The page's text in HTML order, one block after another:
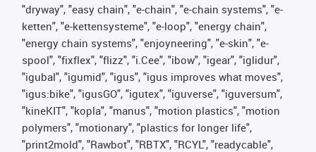
"dryway", "easy chain", "e-chain", "e-chain systems", "e-
ketten", "e-kettensysteme", "e-loop", "energy chain",
"energy chain systems", "enjoyneering", "e-skin", "e-
spool", "fixflex", "flizz", "i.Cee", "ibow", "igear", "iglidur",
"igubal", "igumid", "igus", "igus improves what moves",
"igus:bike", "igusGO", "igutex", "iguverse", "iguversum",
"kineKIT", "kopla", "manus", "motion plastics", "motion
polymers", "motionary", "plastics for longer life",
"print2mold", "Rawbot", "RBTX", "RCYL", "readycable",